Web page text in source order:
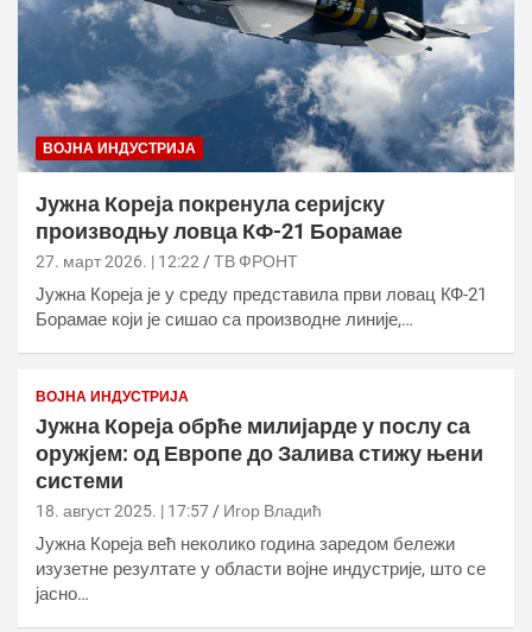
ВОЈНА ИНДУСТРИЈА
Јужна Кореја покренула серијску
производњу ловца КФ-21 Борамае
27. март 2026. | 12:22 ТВ ФРОНТ
Јужна Кореја је у среду представила први ловац КФ-21
Борамае који је сишао са производне линије,…
ВОЈНА ИНДУСТРИЈА
Јужна Кореја обрће милијарде у послу са
оружјем: од Европе до Залива стижу њени
системи
18. август 2025. | 17:57 Игор Владић
Јужна Кореја већ неколико година заредом бележи
изузетне резултате у области војне индустрије, што се
јасно…